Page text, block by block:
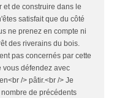
et de construire dans le
satisfait que du côté
ne prenez en compte ni
des riverains du bois.
pas concernés par cette
vous défendez avec
/> pâtir.<br /> Je
de précédents